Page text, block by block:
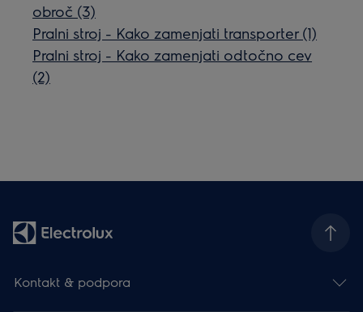
obroč (3)
Pralni stroj - Kako zamenjati transporter (1)
Pralni stroj - Kako zamenjati odtočno cev
(2)
Kontakt & podpora